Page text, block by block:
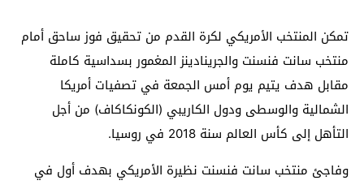
تمكن المنتخب الأمريكي لكرة القدم من تحقيق فوز ساحق أمام
منتخب سانت فنسنت والجرينادينز المغمور بسداسية كاملة
مقابل هدف يتيم يوم أمس الجمعة في تصفيات أمريكا
الشمالية والوسطى ودول الكاريبي (الكونكاكاف) من أجل
التأهل إلى كأس العالم سنة 2018 في روسيا.
وفاجئ منتخب سانت فنسنت نظيرة الأمريكي بهدف أول في